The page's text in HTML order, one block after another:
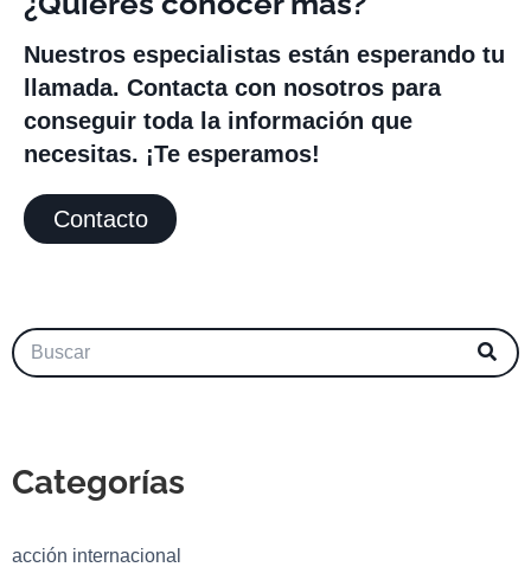
Nuestros especialistas están esperando tu
llamada. Contacta con nosotros para
conseguir toda la información que
necesitas. ¡Te esperamos!
Contacto
Categorías
acción internacional